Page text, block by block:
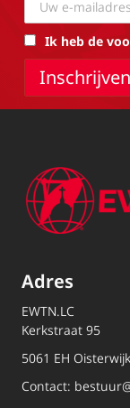
Ik heb de
Adres
EWTN.LC
Kerkstraat 95
5061 EH Oisterwijk
Contact: